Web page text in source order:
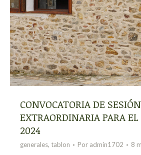
CONVOCATORIA DE SESIÓN
EXTRAORDINARIA PARA
2024
generales, tablon Por admin1702 8